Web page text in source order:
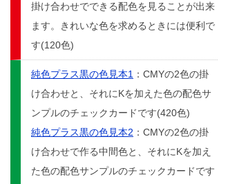
掛け合わせでできる配色を見ることが出来
ます。きれいな色を求めるときには便利で
す(120色)
純色プラス黒の色見本1 ：CMYの2色の掛
け合わせと、それにKを加えた色の配色サ
ンプルのチェックカードです(420色)
純色プラス黒の色見本2 ：CMYの2色の掛
け合わせで作る中間色と、それにKを加え
た色の配色サンプルのチェックカードです